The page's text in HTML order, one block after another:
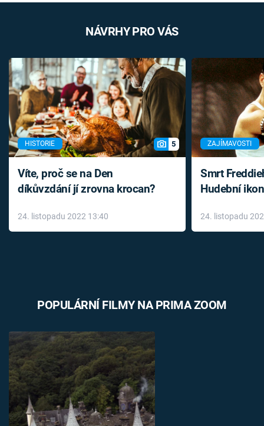
NÁVRHY PRO VÁS
HISTORIE 5
Víte, proč se na Den
díkůvzdání jí zrovna krocan?
24. listopadu 2022 13:40
ZAJÍMAVOSTI
Smrt
Hudební
léky
24. listopadu
POPULÁRNÍ FILMY NA PRIMA ZOOM